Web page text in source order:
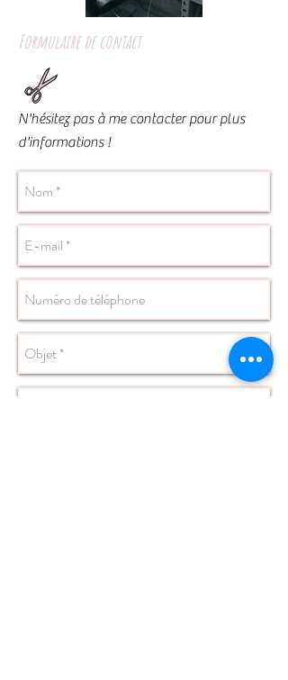
Formulaire de contact
N'hésitez pas à me contacter pour plus
d'informations !